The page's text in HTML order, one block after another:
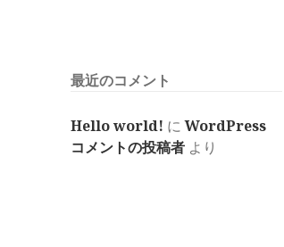
最近のコメント
Hello world! にWordPress
コメントの投稿者 より